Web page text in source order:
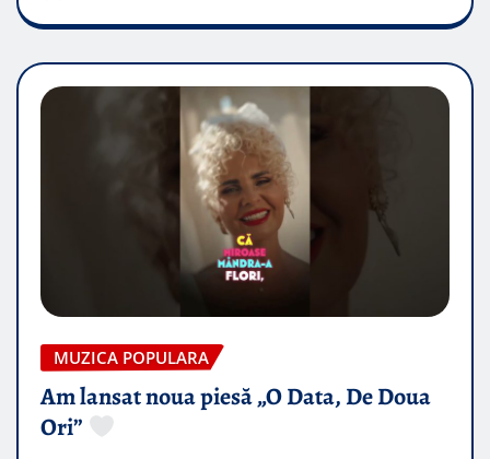
MUZICA POPULARA
Am lansat noua piesă „O Data, De Doua
Ori”